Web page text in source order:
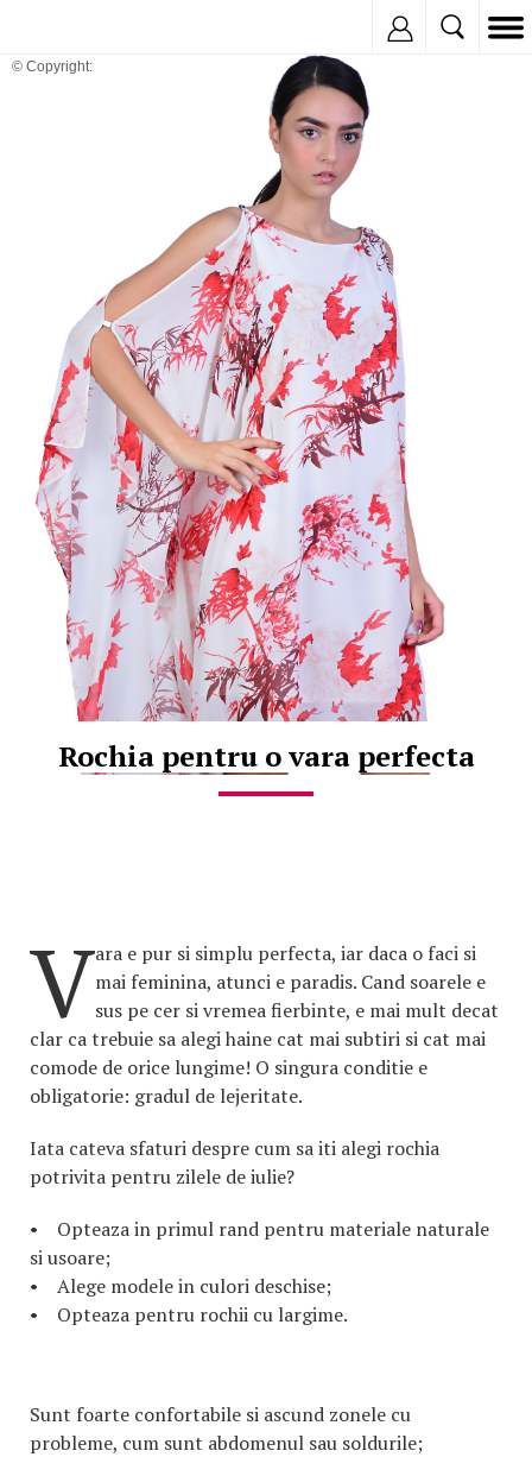
© Copyright:
Rochia pentru o vara perfecta
Vara e pur si simplu perfecta, iar daca o faci si
mai feminina, atunci e paradis. Cand soarele e
sus pe cer si vremea fierbinte, e mai mult decat
clar ca trebuie sa alegi haine cat mai subtiri si cat mai
comode de orice lungime! O singura conditie e
obligatorie: gradul de lejeritate.
Iata cateva sfaturi despre cum sa iti alegi rochia
potrivita pentru zilele de iulie?
• Opteaza in primul rand pentru materiale naturale
si usoare;
• Alege modele in culori deschise;
• Opteaza pentru rochii cu largime.
Sunt foarte confortabile si ascund zonele cu
probleme, cum sunt abdomenul sau soldurile;